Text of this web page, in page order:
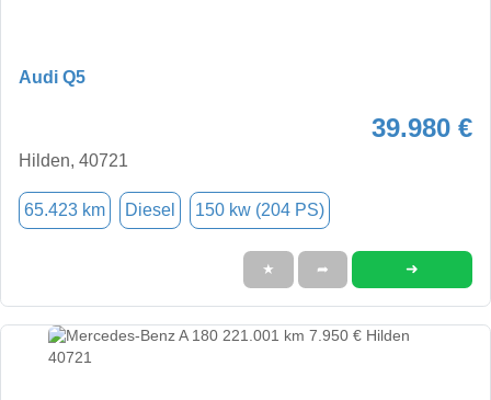
Audi Q5
39.980 €
Hilden, 40721
65.423 km Diesel 150 kw (204 PS)
★ ➦ ➜